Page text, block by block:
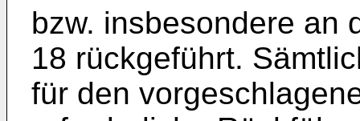
bzw. insbesondere an
18 rückgeführt.
für den